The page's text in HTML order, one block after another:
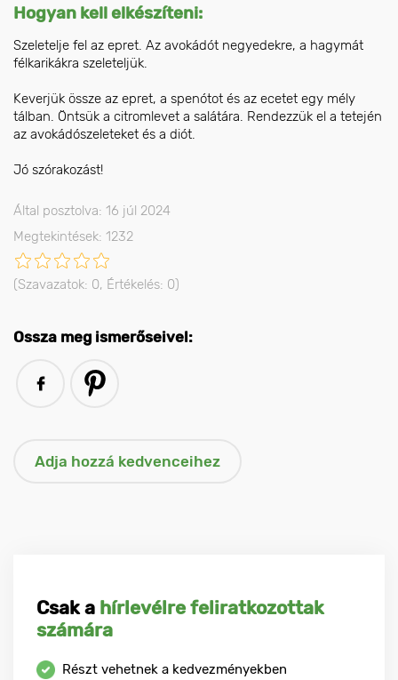
Hogyan kell elkészíteni:
Szeletelje fel az epret. Az avokádót negyedekre, a hagymát
félkarikákra szeleteljük.
Keverjük össze az epret, a spenótot és az ecetet egy mély
tálban. Öntsük a citromlevet a salátára. Rendezzük el a tetején
az avokádószeleteket és a diót.
Jó szórakozást!
Által posztolva: 16 júl 2024
Megtekintések: 1232
(Szavazatok: 0, Értékelés: 0)
Ossza meg ismerőseivel:
Csak a hírlevélre feliratkozottak
számára
Részt vehetnek a kedvezményekben